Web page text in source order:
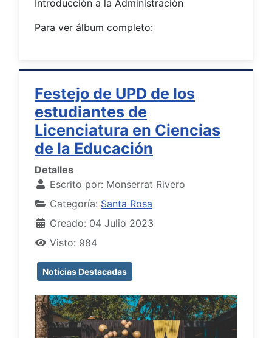
Introducción a la Administración
Para ver álbum completo:
Festejo de UPD de los
estudiantes de
Licenciatura en Ciencias
de la Educación
Detalles
Escrito por: Monserrat Rivero
Categoría: Santa Rosa
Creado: 04 Julio 2023
Visto: 984
Noticias Destacadas